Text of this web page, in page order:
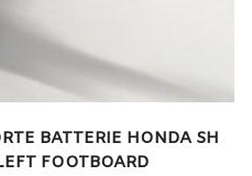
BATTERIE HONDA SH
FOOTBOARD